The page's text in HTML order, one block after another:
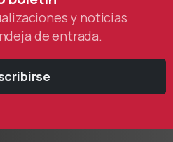
y noticias
de entrada.